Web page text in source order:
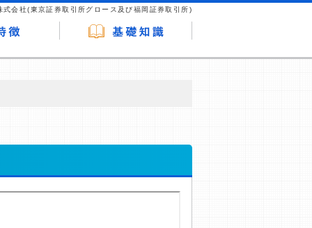
式会社(東京証券取引所グロース及び福岡証券取引所)